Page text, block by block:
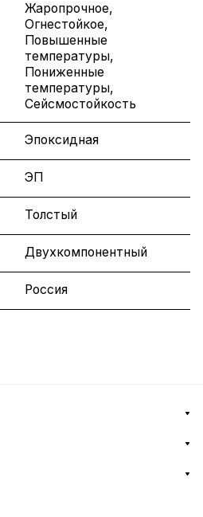
Жаропрочное,
Огнестойкое,
Повышенные
температуры,
Пониженные
температуры,
Сейсмостойкость
Эпоксидная
ЭП
Толстый
Двухкомпонентный
Россия